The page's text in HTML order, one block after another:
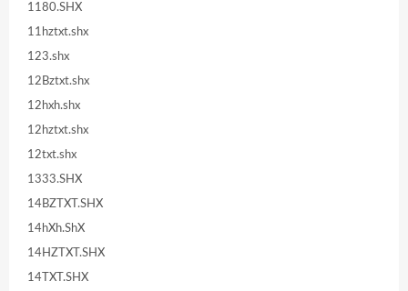
1180.SHX
11hztxt.shx
123.shx
12Bztxt.shx
12hxh.shx
12hztxt.shx
12txt.shx
1333.SHX
14BZTXT.SHX
14hXh.ShX
14HZTXT.SHX
14TXT.SHX